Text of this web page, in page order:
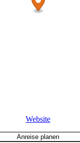
Website
Anreise planen